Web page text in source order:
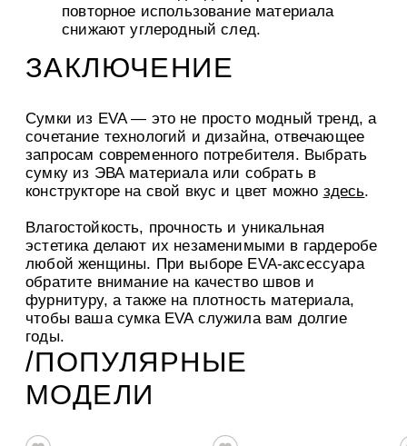
повторное использование материала
снижают углеродный след.
ЗАКЛЮЧЕНИЕ
Сумки из EVA — это не просто модный тренд, а
сочетание технологий и дизайна, отвечающее
запросам современного потребителя. Выбрать
сумку из ЭВА материала или собрать в
конструкторе на свой вкус и цвет можно здесь.
Влагостойкость, прочность и уникальная
эстетика делают их незаменимыми в гардеробе
любой женщины. При выборе EVA-аксессуара
обратите внимание на качество швов и
фурнитуру, а также на плотность материала,
чтобы ваша сумка EVA служила вам долгие
годы.
/ПОПУЛЯРНЫЕ
МОДЕЛИ